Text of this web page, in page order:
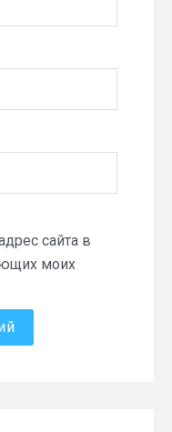
сайта в
моих